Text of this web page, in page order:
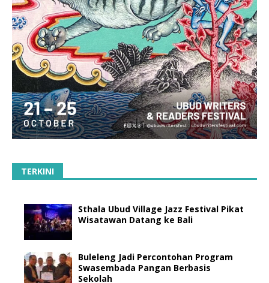
TERKINI
Sthala Ubud Village Jazz Festival Pikat
Wisatawan Datang ke Bali
Buleleng Jadi Percontohan Program
Swasembada Pangan Berbasis
Sekolah